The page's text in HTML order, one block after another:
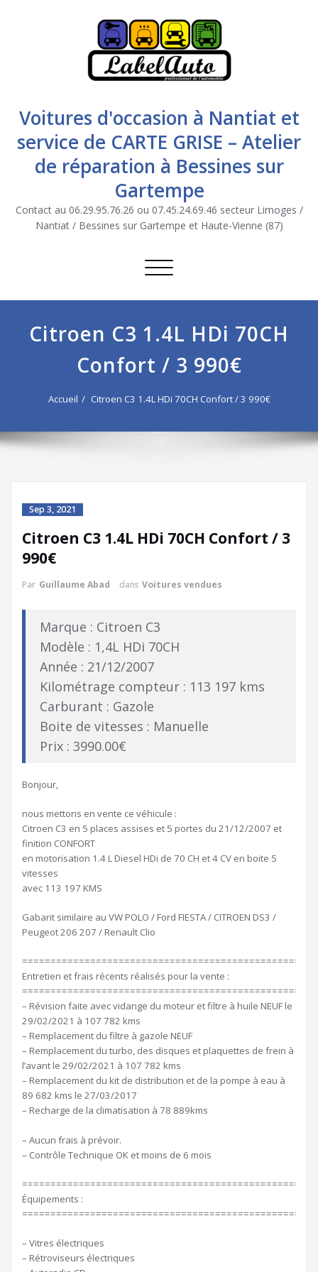
Voitures d'occasion à Nantiat et
service de CARTE GRISE – Atelier
de réparation à Bessines sur
Gartempe
Contact au 06.29.95.76.26 ou 07.45.24.69.46 secteur Limoges /
Nantiat / Bessines sur Gartempe et Haute-Vienne (87)
Afficher/masquer la navigation
Citroen C3 1.4L HDi 70CH
Confort / 3 990€
Accueil Citroen C3 1.4L HDi 70CH Confort / 3 990€
Sep 3, 2021
Citroen C3 1.4L HDi 70CH Confort / 3
990€
Par Guillaume Abad dans Voitures vendues
Marque : Citroen C3
Modèle : 1,4L HDi 70CH
Année : 21/12/2007
Kilométrage compteur : 113 197 kms
Carburant : Gazole
Boite de vitesses : Manuelle
Prix : 3990.00€
Bonjour,
nous mettons en vente ce véhicule :
Citroen C3 en 5 places assises et 5 portes du 21/12/2007 et
finition CONFORT
en motorisation 1.4 L Diesel HDi de 70 CH et 4 CV en boite 5
vitesses
avec 113 197 KMS
Gabarit similaire au VW POLO / Ford FIESTA / CITROEN DS3 /
Peugeot 206 207 / Renault Clio
Entretien et frais récents réalisés pour la vente :
– Révision faite avec vidange du moteur et filtre à huile NEUF le
29/02/2021 à 107 782 kms
– Remplacement du filtre à gazole NEUF
– Remplacement du turbo, des disques et plaquettes de frein à
l’avant le 29/02/2021 à 107 782 kms
– Remplacement du kit de distribution et de la pompe à eau à
89 682 kms le 27/03/2017
– Recharge de la climatisation à 78 889kms
– Aucun frais à prévoir.
– Contrôle Technique OK et moins de 6 mois
Équipements :
– Vitres électriques
– Rétroviseurs électriques